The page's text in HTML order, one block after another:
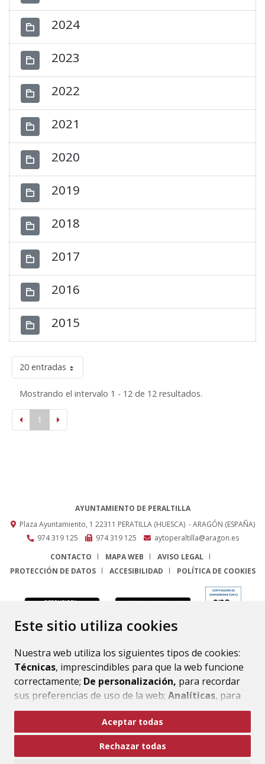
Este sitio utiliza cookies
Nuestra web utiliza los siguientes tipos de cookies:
Técnicas, imprescindibles para que la web funcione
correctamente; De personalización, para recordar
sus preferencias de uso de la web; Analíticas, para
mejorar el funcionamiento de la web y sus servicios.
Si acepta pulsando el botón“Aceptar todas”
consideramos que acepta su uso. Si pulsa el botón
Aceptar todas
Rechazar todas
2024
2023
2022
2021
2020
2019
2018
2017
2016
2015
20 entradas
Mostrando el intervalo 1 - 12 de 12 resultados.
1
AYUNTAMIENTO DE PERALTILLA
Plaza Ayuntamiento, 1 22311 PERATILLA (HUESCA) - ARAGÓN (ESPAÑA)
974 319 125
974 319 125
aytoperaltilla@aragon.es
CONTACTO
MAPA WEB
AVISO LEGAL
PROTECCIÓN DE DATOS
ACCESIBILIDAD POLÍTICA DE COOKIES